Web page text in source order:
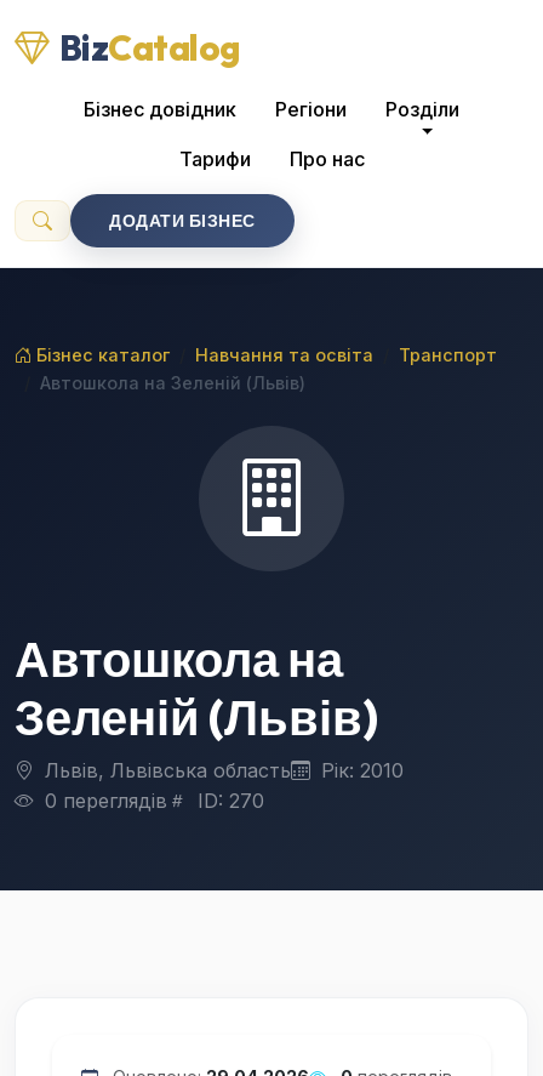
BizCatalog
Бізнес довідник Регіони Розділи
Тарифи Про нас
ДОДАТИ БІЗНЕС
Бізнес каталог Навчання та освіта
Транспорт
Автошкола на Зеленій (Львів)
Автошкола на
Зеленій (Львів)
Львів, Львівська область
Рік: 2010
0 переглядів
ID: 270